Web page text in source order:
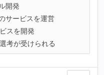
開発
サービスを運営
スを開発
考が受けられる